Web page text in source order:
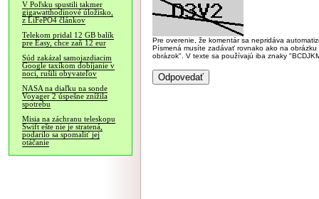
V Poľsku spustili takmer
gigawatthodinové úložisko,
z LiFePO4 článkov
Telekom pridal 12 GB balík
pre Easy, chce zaň 12 eur
Súd zakázal samojazdiacim
Google taxíkom dobíjanie v
noci, rušili obyvateľov
NASA na diaľku na sonde
Voyager 2 úspešne znížila
spotrebu
Misia na záchranu teleskopu
Swift ešte nie je stratená,
podarilo sa spomaliť jej
otáčanie
Pre overenie, že komentár sa nepridáva
Písmená musíte zadávať rovnako ako na
obrázok". V texte sa používajú iba znaky